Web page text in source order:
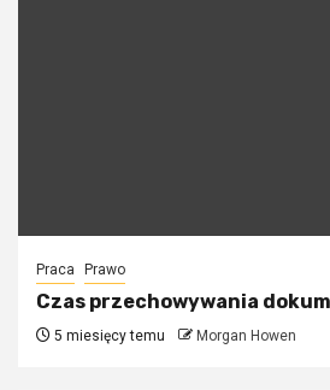
Praca Prawo
Czas przechowywania
5 miesięcy temu Morgan Howen